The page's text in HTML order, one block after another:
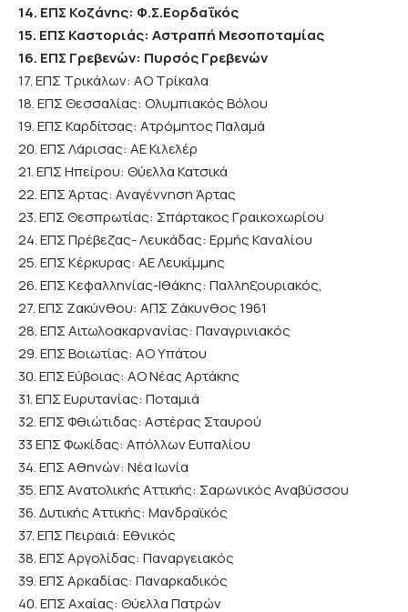
14. ΕΠΣ Κοζάνης: Φ.Σ.Εορδαΐκός
15. ΕΠΣ Καστοριάς: Αστραπή Μεσοποταμίας
16. ΕΠΣ Γρεβενών: Πυρσός Γρεβενών
17. ΕΠΣ Τρικάλων: ΑΟ Τρίκαλα
18. ΕΠΣ Θεσσαλίας: Ολυμπιακός Βόλου
19. ΕΠΣ Καρδίτσας: Ατρόμητος Παλαμά
20. ΕΠΣ Λάρισας: ΑΕ Κιλελέρ
21. ΕΠΣ Ηπείρου: Θύελλα Κατσικά
22. ΕΠΣ Άρτας: Αναγέννηση Άρτας
23. ΕΠΣ Θεσπρωτίας: Σπάρτακος Γραικοχωρίου
24. ΕΠΣ Πρέβεζας- Λευκάδας: Ερμής Καναλίου
25. ΕΠΣ Κέρκυρας: ΑΕ Λευκίμμης
26. ΕΠΣ Κεφαλληνίας-Ιθάκης: Παλληξουριακός,
27. ΕΠΣ Ζακύνθου: ΑΠΣ Ζάκυνθος 1961
28. ΕΠΣ Αιτωλοακαρνανίας: Παναγρινιακός
29. ΕΠΣ Βοιωτίας: ΑΟ Υπάτου
30. ΕΠΣ Εύβοιας: ΑΟ Νέας Αρτάκης
31. ΕΠΣ Ευρυτανίας: Ποταμιά
32. ΕΠΣ Φθιώτιδας: Αστέρας Σταυρού
33 ΕΠΣ Φωκίδας: Απόλλων Ευπαλίου
34. ΕΠΣ Αθηνών: Νέα Ιωνία
35. ΕΠΣ Ανατολικής Αττικής: Σαρωνικός Αναβύσσου
36. Δυτικής Αττικής: Μανδραϊκός
37. ΕΠΣ Πειραιά: Εθνικός
38. ΕΠΣ Αργολίδας: Παναργειακός
39. ΕΠΣ Αρκαδίας: Παναρκαδικός
40. ΕΠΣ Αχαίας: Θύελλα Πατρών